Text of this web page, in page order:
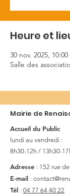
Heure et
30 nov. 2025, 10:00
Salle des
Mairie de
Accueil du Public
lundi au vendredi :
8h30-12h / 13h30-
Adresse : 152 rue
E-mail :
Tél : 04 77 64 40 22